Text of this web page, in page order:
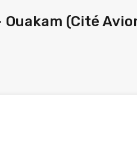
Ouakam (Cité